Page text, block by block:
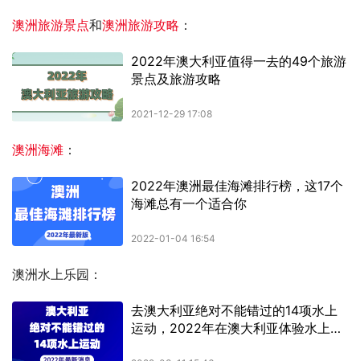
澳洲旅游景点和澳洲旅游攻略 ：
澳洲海滩 ：
澳洲水上乐园：